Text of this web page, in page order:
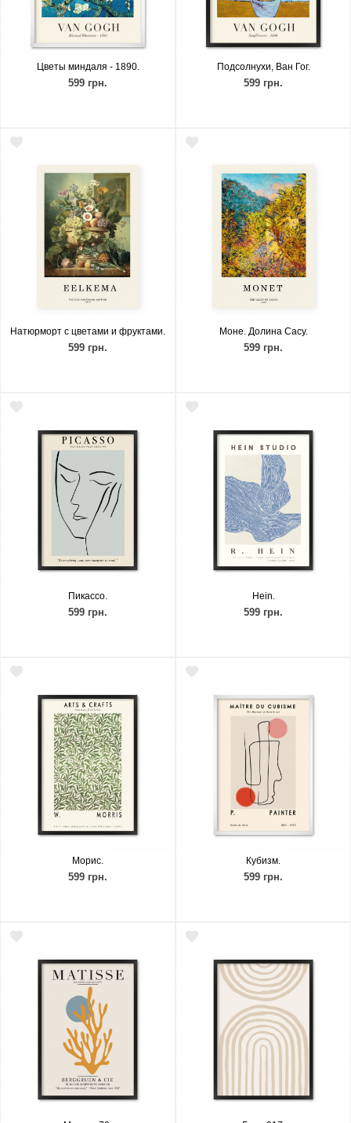
Цветы миндаля - 1890.
599 грн.
Подсолнухи, Ван Гог.
599 грн.
Натюрморт с цветами и фруктами.
599 грн.
Моне. Долина Сасу.
599 грн.
Пикассо.
599 грн.
Hein.
599 грн.
Морис.
599 грн.
Кубизм.
599 грн.